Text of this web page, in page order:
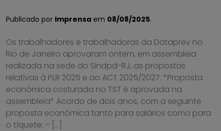
Publicado por Imprensa em 08/08/2025.
Os trabalhadores e trabalhadoras da Dataprev no
Rio de Janeiro aprovaram ontem, em assembleia
realizada na sede do Sindpd-RJ, as propostas
relativas à PLR 2025 e ao ACT 2025/2027. *Proposta
econômica costurada no TST é aprovada na
assembleia* Acordo de dois anos, com a seguinte
proposta econômica tanto para salários como para
o tíquete: – […]